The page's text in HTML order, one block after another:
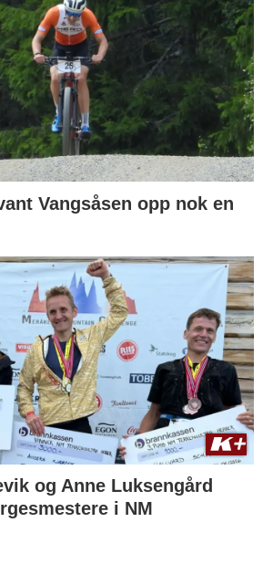
Vangsåsen opp nok en
og Anne Luksengård
i NM